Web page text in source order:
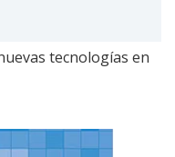
tecnologías en